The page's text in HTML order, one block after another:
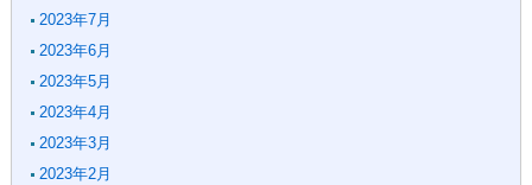
2023年7月
2023年6月
2023年5月
2023年4月
2023年3月
2023年2月